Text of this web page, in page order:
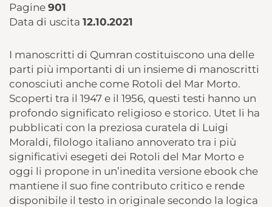
Pagine 901
Data di uscita 12.10.2021
I manoscritti di Qumran costituiscono una delle
parti più importanti di un insieme di manoscritti
conosciuti anche come Rotoli del Mar Morto.
Scoperti tra il 1947 e il 1956, questi testi hanno un
profondo significato religioso e storico. Utet li ha
pubblicati con la preziosa curatela di Luigi
Moraldi, filologo italiano annoverato tra i più
significativi esegeti dei Rotoli del Mar Morto e
oggi li propone in un’inedita versione ebook che
mantiene il suo fine contributo critico e rende
disponibile il testo in originale secondo la logica